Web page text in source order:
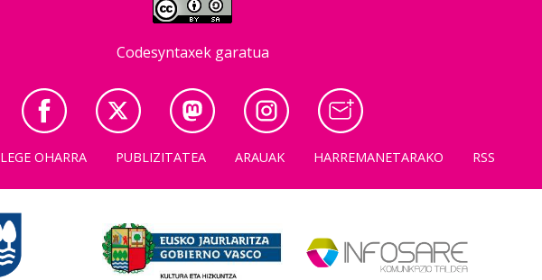
Codesyntaxek garatua
LEGE OHARRA PUBLIZITATEA ARAUAK HARREMANETARAKO RSS